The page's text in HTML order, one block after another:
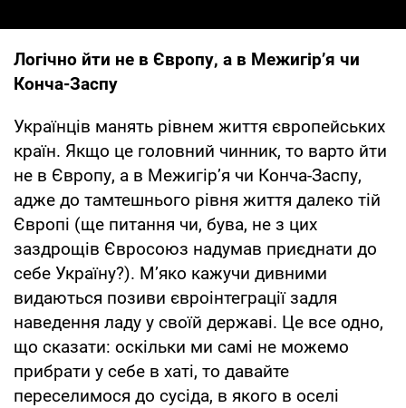
Логічно йти не в Європу, а в Межигір’я чи
Конча-Заспу
Українців манять рівнем життя європейських
країн. Якщо це головний чинник, то варто йти
не в Європу, а в Межигір’я чи Конча-Заспу,
адже до тамтешнього рівня життя далеко тій
Європі (ще питання чи, бува, не з цих
заздрощів Євросоюз надумав приєднати до
себе Україну?). М’яко кажучи дивними
видаються позиви євроінтеграції задля
наведення ладу у своїй державі. Це все одно,
що сказати: оскільки ми самі не можемо
прибрати у себе в хаті, то давайте
переселимося до сусіда, в якого в оселі